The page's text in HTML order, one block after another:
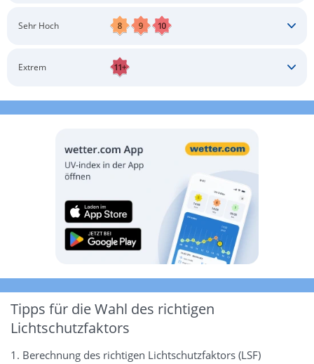
Langärmlige Bekleidung
Sonnenbrille
Sehr Hoch
Langärmlige Bekleidung
Extrem
Tipps für die Wahl des richtigen
Lichtschutzfaktors
1. Berechnung des richtigen Lichtschutzfaktors (LSF)